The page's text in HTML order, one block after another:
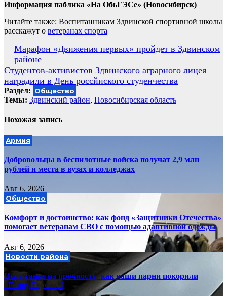
Информация паблика «На ОбьГЭСе» (Новосибирск)
Читайте также: Воспитанникам Здвинской спортивной школы
расскажут о ветеранах спорта
Навигация
по
записям
Марафон «Движения первых» пройдет в Здвинском
районе
Студентов-активистов Здвинского аграрного лицея
наградили в День россйиского студенчества
Раздел: Общество
Темы: Здвинский район, Новосибирская область
Похожая запись
Армия
Добровольцы в беспилотные войска получат 2,9 млн
рублей и места в вузах и колледжах
Авг 6, 2026
Общество
Комфорт и достоинство: как фонд «Защитники Отечества»
помогает ветеранам СВО с помощью адаптивной одежды
Авг 6, 2026
Новости района
Испытание на прочность: как наши парни покорили
«Гонку Героев»!